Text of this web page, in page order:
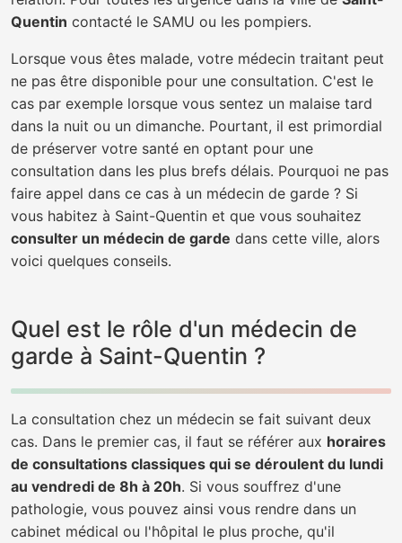
Quentin contacté le SAMU ou les pompiers.
Lorsque vous êtes malade, votre médecin traitant peut
ne pas être disponible pour une consultation. C'est le
cas par exemple lorsque vous sentez un malaise tard
dans la nuit ou un dimanche. Pourtant, il est primordial
de préserver votre santé en optant pour une
consultation dans les plus brefs délais. Pourquoi ne pas
faire appel dans ce cas à un médecin de garde ? Si
vous habitez à Saint-Quentin et que vous souhaitez
consulter un médecin de garde dans cette ville, alors
voici quelques conseils.
Quel est le rôle d'un médecin de
garde à Saint-Quentin ?
La consultation chez un médecin se fait suivant deux
cas. Dans le premier cas, il faut se référer aux horaires
de consultations classiques qui se déroulent du lundi
au vendredi de 8h à 20h. Si vous souffrez d'une
pathologie, vous pouvez ainsi vous rendre dans un
cabinet médical ou l'hôpital le plus proche, qu'il